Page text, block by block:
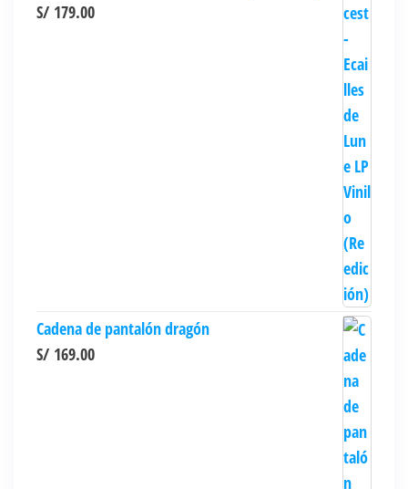
S/ 179.00
Cadena de pantalón dragón
S/ 169.00